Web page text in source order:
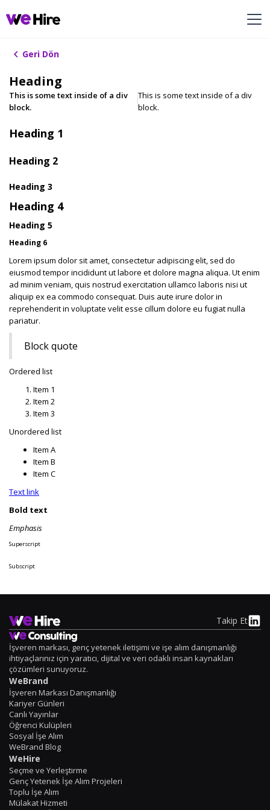
Geri Dön
Heading
This is some text inside of a div
block.
This is some text inside of a div
block.
Heading 1
Heading 2
Heading 3
Heading 4
Heading 5
Heading 6
Lorem ipsum dolor sit amet, consectetur adipiscing elit, sed do
eiusmod tempor incididunt ut labore et dolore magna aliqua. Ut enim
ad minim veniam, quis nostrud exercitation ullamco laboris nisi ut
aliquip ex ea commodo consequat. Duis aute irure dolor in
reprehenderit in voluptate velit esse cillum dolore eu fugiat nulla
pariatur.
Block quote
Ordered list
Item 1
Item 2
Item 3
Unordered list
Item A
Item B
Item C
Text link
Bold text
Emphasis
Superscript
Subscript
Takip Et
İşveren markası, genç yetenek iletişimi ve işe alım danışmanlığı
ihtiyaçlarınız için yaratıcı, dijital ve veri odaklı insan kaynakları
çözümleri sunuyoruz.
WeBrand
İşveren Markası Danışmanlığı
Kariyer Günleri
Canlı Yayınlar
Öğrenci Kulüpleri
Sosyal İşe Alım
WeBrand Blog
WeHire
Seçme ve Yerleştirme
Genç Yetenek İşe Alım Projeleri
Toplu İşe Alım
Mülakat Hizmeti